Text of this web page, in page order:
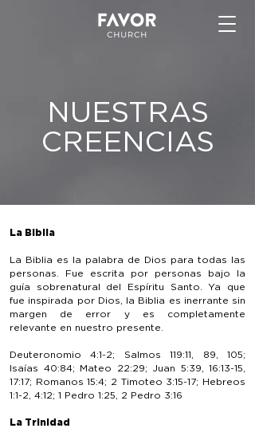
NUESTRAS
CREENCIAS
La Biblia
La Biblia es la palabra de Dios para todas las
personas. Fue escrita por personas bajo la
guía sobrenatural del Espíritu Santo. Ya que
fue inspirada por Dios, la Biblia es inerrante sin
margen de error y es completamente
relevante en nuestro presente.
Deuteronomio 4:1-2; Salmos 119:11, 89, 105;
Isaías 40:84; Mateo 22:29; Juan 5:39, 16:13-15,
17:17; Romanos 15:4; 2 Timoteo 3:15-17; Hebreos
1:1-2, 4:12; 1 Pedro 1:25, 2 Pedro 3:16
La Trinidad